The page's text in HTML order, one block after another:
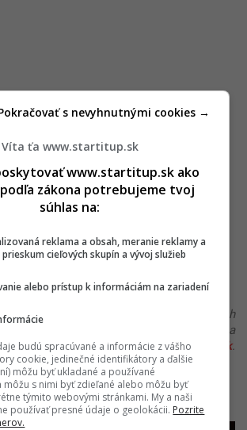
videí sledujUP TV.
čítaš Startitup. V prípade, že máš postreh
alebo si našiel v článku chybu, napíš nám na
redakcia@startitup.sk.
Víta ťa www.startitup.sk
www.startitup.sk ako
zákona potrebujeme tvoj
súhlas na:
reklama a obsah, meranie reklamy a
cieľových skupín a vývoj služieb
alebo prístup k informáciám na zariadení
budú spracúvané a informácie z vášho
cookie, jedinečné identifikátory a ďalšie
môžu byť ukladané a používané
môžu s nimi byť zdieľané alebo môžu byť
týmito webovými stránkami. My a naši
používať presné údaje o geolokácii. Pozrite
s nevyhnutnými cookies →